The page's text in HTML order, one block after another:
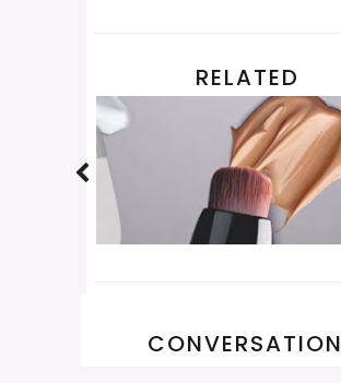
RELATED
CONVERSATION